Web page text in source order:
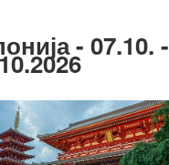
- 07.10. -